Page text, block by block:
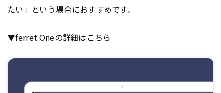
たい」という場合におすすめです。
▼ferret Oneの詳細はこちら